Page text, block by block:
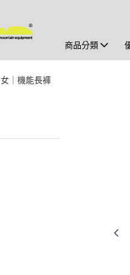
商品分類
女｜機能長褲